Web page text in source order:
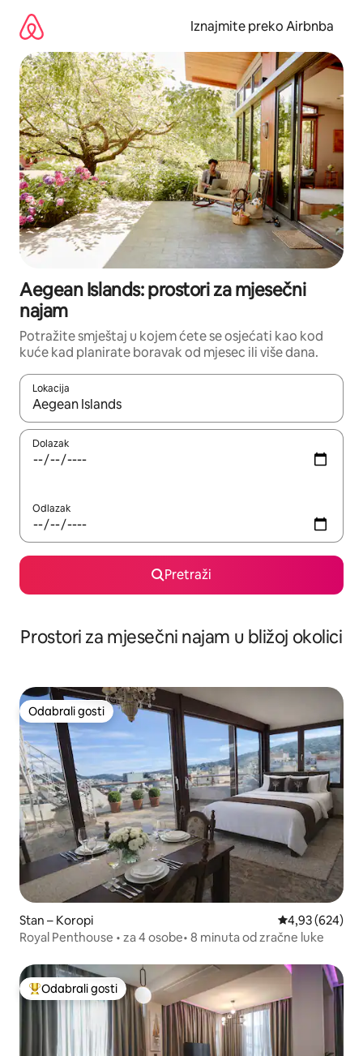
sadržaj
Iznajmite preko Airbnba
Aegean Islands: prostori za mjesečni
najam
Potražite smještaj u kojem ćete se osjećati kao kod
kuće kad planirate boravak od mjesec ili više dana.
Lokacija
Kada budu dostupni rezultati, moći ćete ih pregledati
Dolazak
Odlazak
Pretraži
Prostori za mjesečni najam u bližoj okolici
Odabrali gosti
Odabrali gosti
Stan – Koropi Prosječna
4,93 (624)
Royal Penthouse • za 4 osobe• 8 minuta od zračne luke
Među najviše rangiranima s oznakom „Odabrali gosti”
Odabrali gosti